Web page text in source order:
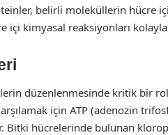
belirli moleküllerin hücre
içi kimyasal reaksiyonları
düzenlenmesinde kritik bir
için ATP (adenozin
Bitki hücrelerinde bulunan